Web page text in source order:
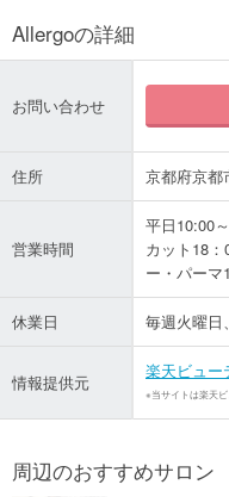
Allergoの詳細
お問い合わせ
住所 京都府京都
営業時間
平日10:00
カット18
ー・パーマ
休業日 毎週火曜日
情報提供元
楽天ビュー
※当サイトは楽天
周辺のおすすめサロン